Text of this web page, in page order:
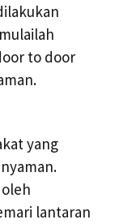
to door
yang
lantaran